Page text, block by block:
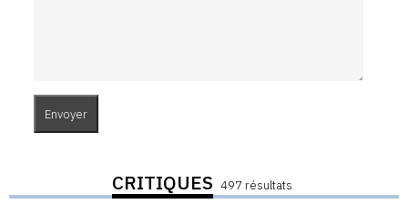
CRITIQUES 497 résultats